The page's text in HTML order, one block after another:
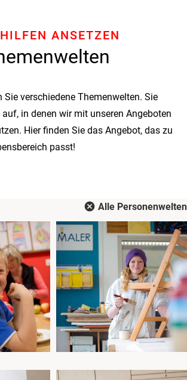
ANSETZEN
verschiedene Themenwelten. Sie
in denen wir mit unseren Angeboten
Hier finden Sie das Angebot, das zu
passt!
cancel Alle Personenwelten
Jugendwelt